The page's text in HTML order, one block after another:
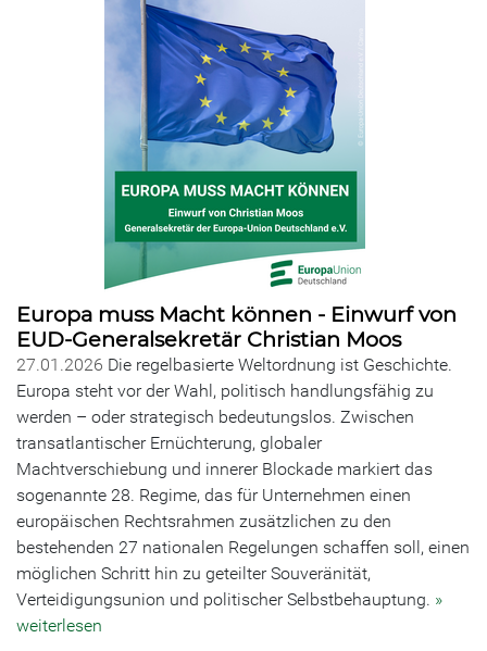
Europa muss Macht können - Einwurf von
EUD-Generalsekretär Christian Moos
27.01.2026 Die regelbasierte Weltordnung ist Geschichte.
Europa steht vor der Wahl, politisch handlungsfähig zu
werden – oder strategisch bedeutungslos. Zwischen
transatlantischer Ernüchterung, globaler
Machtverschiebung und innerer Blockade markiert das
sogenannte 28. Regime, das für Unternehmen einen
europäischen Rechtsrahmen zusätzlichen zu den
bestehenden 27 nationalen Regelungen schaffen soll, einen
möglichen Schritt hin zu geteilter Souveränität,
Verteidigungsunion und politischer Selbstbehauptung. »
weiterlesen